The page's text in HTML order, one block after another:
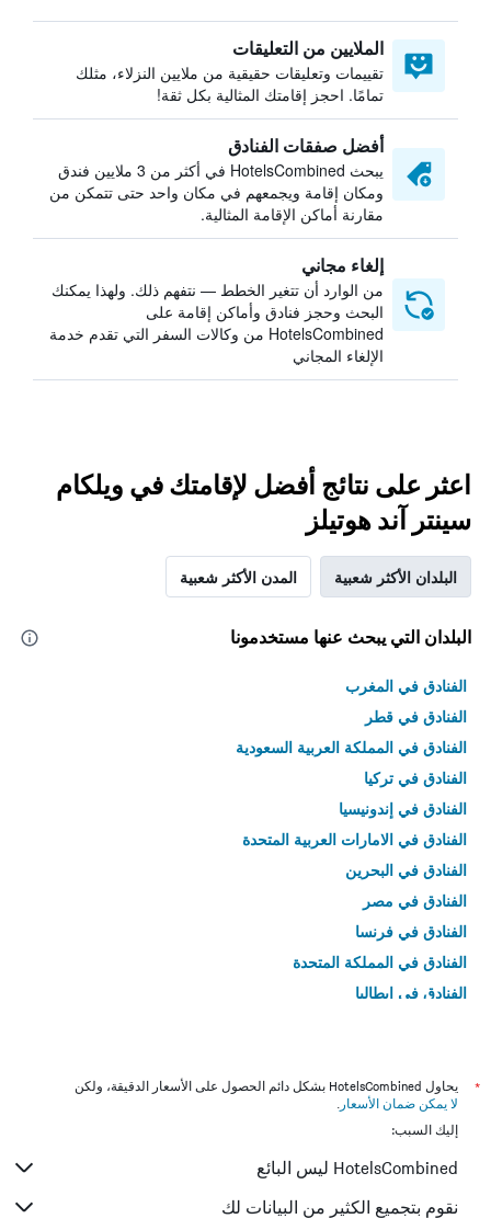
الملايين من التعليقات
تقييمات وتعليقات حقيقية من ملايين النزلاء، مثلك
تمامًا. احجز إقامتك المثالية بكل ثقة!
أفضل صفقات الفنادق
يبحث HotelsCombined في أكثر من 3 ملايين فندق
ومكان إقامة ويجمعهم في مكان واحد حتى تتمكن من
مقارنة أماكن الإقامة المثالية.
إلغاء مجاني
من الوارد أن تتغير الخطط — نتفهم ذلك. ولهذا يمكنك
البحث وحجز فنادق وأماكن إقامة على
HotelsCombined من وكالات السفر التي تقدم خدمة
الإلغاء المجاني
اعثر على نتائج أفضل لإقامتك في ويلكام
سينتر آند هوتيلز
البلدان الأكثر شعبية المدن الأكثر شعبية
البلدان التي يبحث عنها مستخدمونا
الفنادق في المغرب
الفنادق في قطر
الفنادق في المملكة العربية السعودية
الفنادق في تركيا
الفنادق في إندونيسيا
الفنادق في الامارات العربية المتحدة
الفنادق في البحرين
الفنادق في مصر
الفنادق في فرنسا
الفنادق في المملكة المتحدة
الفنادق في إيطاليا
*
يحاول HotelsCombined بشكل دائم الحصول على الأسعار الدقيقة، ولكن
لا يمكن ضمان الأسعار .
إليك السبب:
HotelsCombined ليس البائع
نقوم بتجميع الكثير من البيانات لك